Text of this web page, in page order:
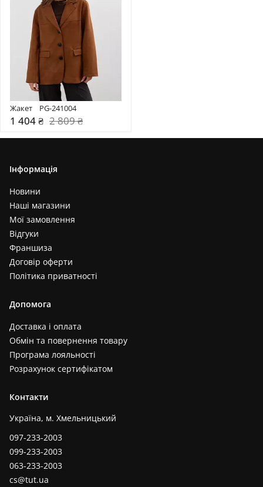
Жакет    PG-241004
1 404 ₴ 2 809 ₴
Інформація
Новини
Наші магазини
Мої замовлення
Відгуки
Франшиза
Договір оферти
Політика приватності
Допомога
Доставка і оплата
Обмін та повернення товару
Програма лояльності
Розрахунок сертифікатом
Контакти
Україна, м. Хмельницький
097-233-2003
099-233-2003
063-233-2003
cs@tut.ua